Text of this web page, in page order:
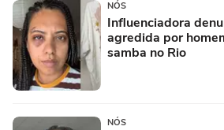
NÓS
Influenciadora
agredida por
samba no Rio
NÓS